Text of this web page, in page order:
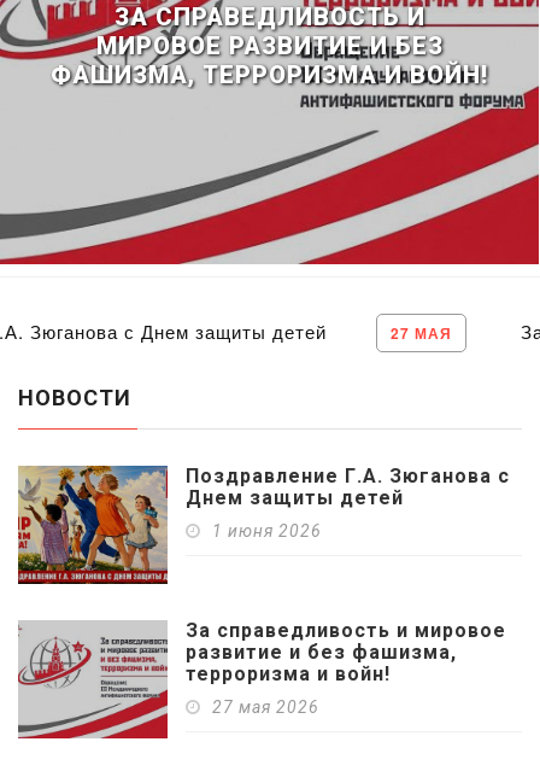
ЗА СПРАВЕДЛИВОСТЬ И
МИРОВОЕ РАЗВИТИЕ И БЕЗ
ФАШИЗМА, ТЕРРОРИЗМА И ВОЙН!
с Днем защиты детей 27 МАЯ За
НОВОСТИ
Поздравление Г.А. Зюганова с
Днем защиты детей
1 июня 2026
За справедливость и мировое
развитие и без фашизма,
терроризма и войн!
27 мая 2026